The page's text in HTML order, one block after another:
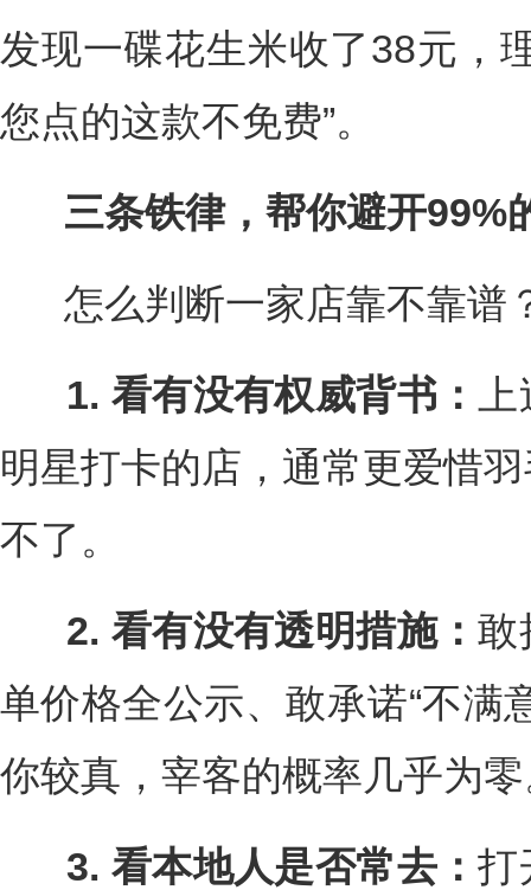
发现一碟花生米收了38元，
您点的这款不免费”。
三条铁律，帮你避开99%
怎么判断一家店靠不靠谱
1. 看有没有权威背书：
明星打卡的店，通常更爱惜
不了。
2. 看有没有透明措施：敢
单价格全公示、敢承诺“不满
你较真，宰客的概率几乎为
3. 看本地人是否常去：打